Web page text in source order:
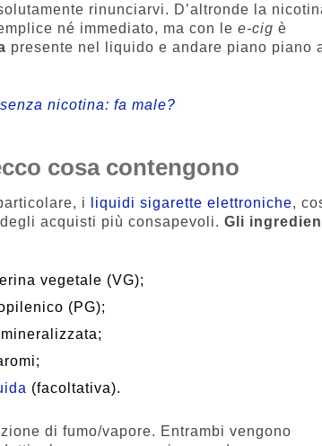
rinunciarvi. D’altronde la
né immediato, ma con lee-cig è
presente nel liquido e andare piano piano
nicotina: fa male?
cosa contengono
i liquidi sigarette elettroniche,
acquisti più consapevoli.Gli
vegetale (VG);
(PG);
(facoltativa).
di fumo/vapore. Entrambi vengono